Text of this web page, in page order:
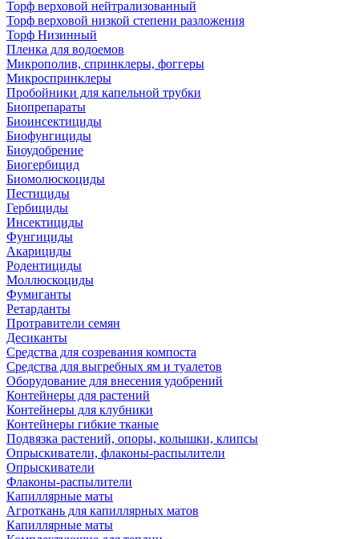
Торф верховой нейтрализованный
Торф верховой низкой степени разложения
Торф Низинный
Пленка для водоемов
Микрополив, спринклеры, фоггеры
Микроспринклеры
Пробойники для капельной трубки
Биопрепараты
Биоинсектициды
Биофунгициды
Биоудобрение
Биогербицид
Биомолюскоциды
Пестициды
Гербициды
Инсектициды
Фунгициды
Акарициды
Родентициды
Моллюскоциды
Фумиганты
Ретарданты
Протравители семян
Десиканты
Средства для созревания компоста
Средства для выгребных ям и туалетов
Оборудование для внесения удобрений
Контейнеры для растений
Контейнеры для клубники
Контейнеры гибкие тканые
Подвязка растений, опоры, колышки, клипсы
Опрыскиватели, флаконы-распылители
Опрыскиватели
Флаконы-распылители
Капиллярные маты
Агроткань для капиллярных матов
Капиллярные маты